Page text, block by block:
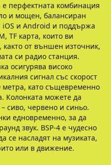
перфектната комбинация
и мощен, балансиран
iOS и Android и поддържа
TF карта, които ви
както от външен източник,
си радио станция.
осигурява високо
сигнал със скорост
метра, като същевременно
Колонката можете да
сиво, червено и синьо.
едновременно, за да
звук. BSP-4 e чудесно
се насладят на музиката,
или в движение.